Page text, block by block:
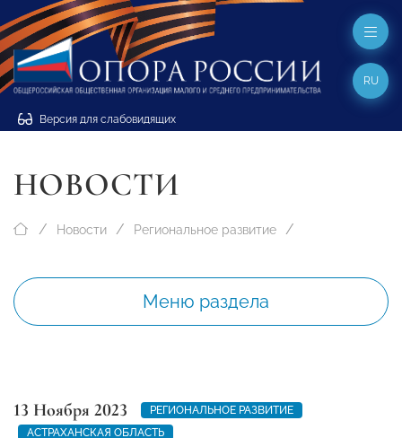
Версия для слабовидящих
RU
НОВОСТИ
Новости Региональное развитие
Меню раздела
13 Ноября 2023
РЕГИОНАЛЬНОЕ РАЗВИТИЕ
АСТРАХАНСКАЯ ОБЛАСТЬ